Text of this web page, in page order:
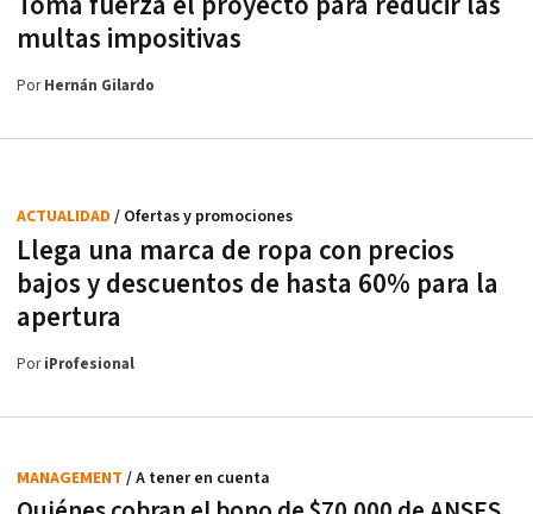
multas impositivas
PorHernán Gilardo
Llega una marca de ropa con precios
bajos y descuentos de hasta 60% para la
apertura
ACTUALIDAD / Ofertas y promociones
PoriProfesional
MANAGEMENT / A tener en cuenta